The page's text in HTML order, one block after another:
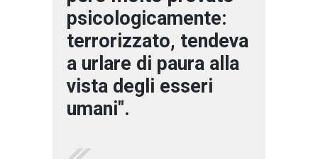
psicologicamente:
terrorizzato, tendeva
a urlare di paura alla
vista degli esseri
umani".